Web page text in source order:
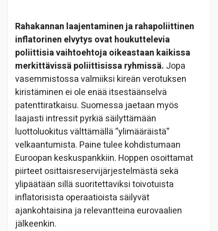
Rahakannan laajentaminen ja rahapoliittinen
inflatorinen elvytys ovat houkuttelevia
poliittisia vaihtoehtoja oikeastaan kaikissa
merkittävissä poliittisissa ryhmissä. Jopa
vasemmistossa valmiiksi kireän verotuksen
kiristäminen ei ole enää itsestäänselvä
patenttiratkaisu. Suomessa jaetaan myös
laajasti intressit pyrkiä säilyttämään
luottoluokitus välttämällä ”ylimääräistä”
velkaantumista. Paine tulee kohdistumaan
Euroopan keskuspankkiin. Hoppen osoittamat
piirteet osittaisreservijärjestelmästä sekä
ylipäätään sillä suoritettaviksi toivotuista
inflatorisista operaatioista säilyvät
ajankohtaisina ja relevantteina eurovaalien
jälkeenkin.